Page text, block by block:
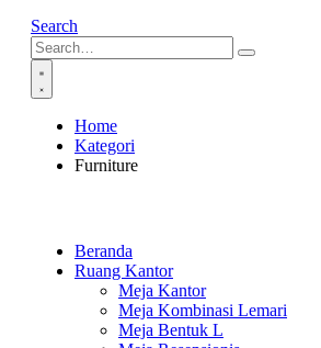
Search
Home
Kategori
Furniture
Beranda
Ruang Kantor
Meja Kantor
Meja Kombinasi Lemari
Meja Bentuk L